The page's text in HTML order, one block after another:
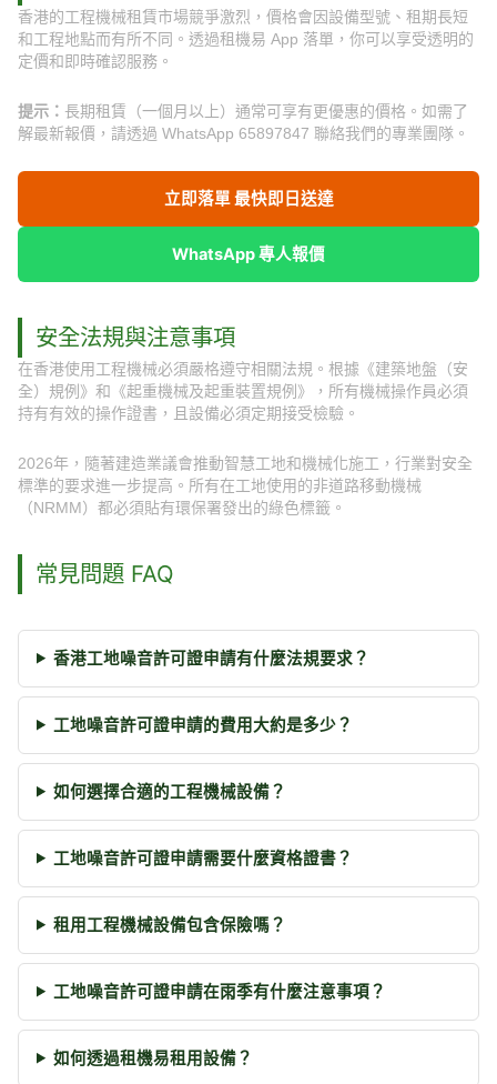
香港的工程機械租賃市場競爭激烈，價格會因設備型號、租期長短
和工程地點而有所不同。透過租機易 App 落單，你可以享受透明的
定價和即時確認服務。
提示： 長期租賃（一個月以上）通常可享有更優惠的價格。如需了
解最新報價，請透過 WhatsApp 65897847 聯絡我們的專業團隊。
立即落單 最快即日送達
WhatsApp 專人報價
安全法規與注意事項
在香港使用工程機械必須嚴格遵守相關法規。根據《建築地盤（安
全）規例》和《起重機械及起重裝置規例》，所有機械操作員必須
持有有效的操作證書，且設備必須定期接受檢驗。
2026年，隨著建造業議會推動智慧工地和機械化施工，行業對安全
標準的要求進一步提高。所有在工地使用的非道路移動機械
（NRMM）都必須貼有環保署發出的綠色標籤。
常見問題 FAQ
香港工地噪音許可證申請有什麼法規要求？
工地噪音許可證申請的費用大約是多少？
如何選擇合適的工程機械設備？
工地噪音許可證申請需要什麼資格證書？
租用工程機械設備包含保險嗎？
工地噪音許可證申請在雨季有什麼注意事項？
如何透過租機易租用設備？